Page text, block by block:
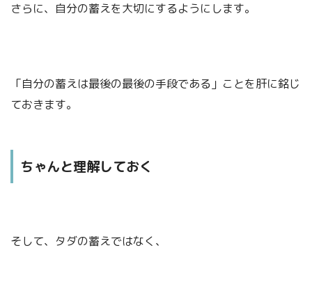
さらに、自分の蓄えを大切にするようにします。
「自分の蓄えは最後の最後の手段である」ことを肝に銘じ
ておきます。
ちゃんと理解しておく
そして、タダの蓄えではなく、